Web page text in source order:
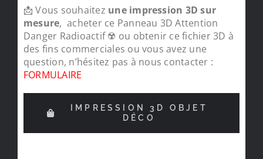
📩 Vous souhaitez une impression 3D sur
mesure, acheter ce Panneau 3D Attention
Danger Radioactif ☢️ ou obtenir ce fichier 3D à
des fins commerciales ou vous avez une
question, n’hésitez pas à nous contacter :
FORMULAIRE
IMPRESSION 3D OBJET
DÉCO